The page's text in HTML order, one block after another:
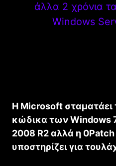
άλλα 2 χρόνια
Windows
Η Microsoft σταματάει
κώδικα των Windows
2008 R2 αλλά η 0Patch
υποστηρίζει για